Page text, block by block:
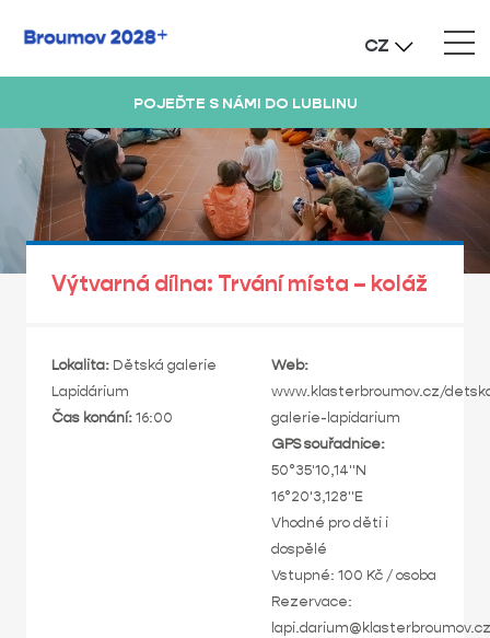
CZ
POJEĎTE S NÁMI DO LUBLINU
Výtvarná dílna: Trvání místa – koláž
Lokalita: Dětská galerie
Lapidárium
Čas konání:16:00
Web:
www.klasterbroumov.cz/
galerie-lapidarium
GPS souřadnice:
50°35'10,14"N
16°20'3,128"E
Vhodné pro děti i
dospělé
Vstupné: 100 Kč / osoba
Rezervace: